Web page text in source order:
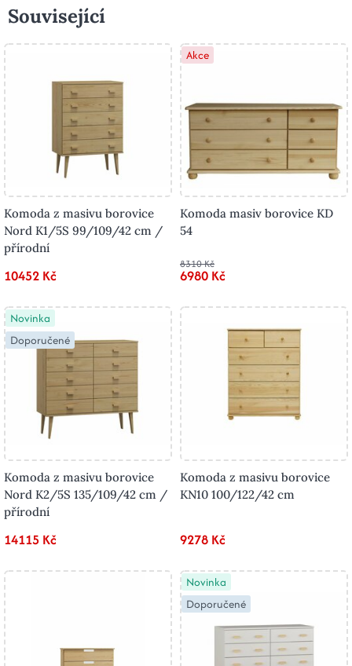
Související
Komoda z masivu borovice
Nord K1/5S 99/109/42 cm /
přírodní
10452 Kč
Akce
Komoda masiv borovice KD
54
8310 Kč
6980 Kč
Novinka
Doporučené
Komoda z masivu borovice
Nord K2/5S 135/109/42 cm /
přírodní
14115 Kč
Komoda z masivu borovice
KN10 100/122/42 cm
9278 Kč
Novinka
Doporučené